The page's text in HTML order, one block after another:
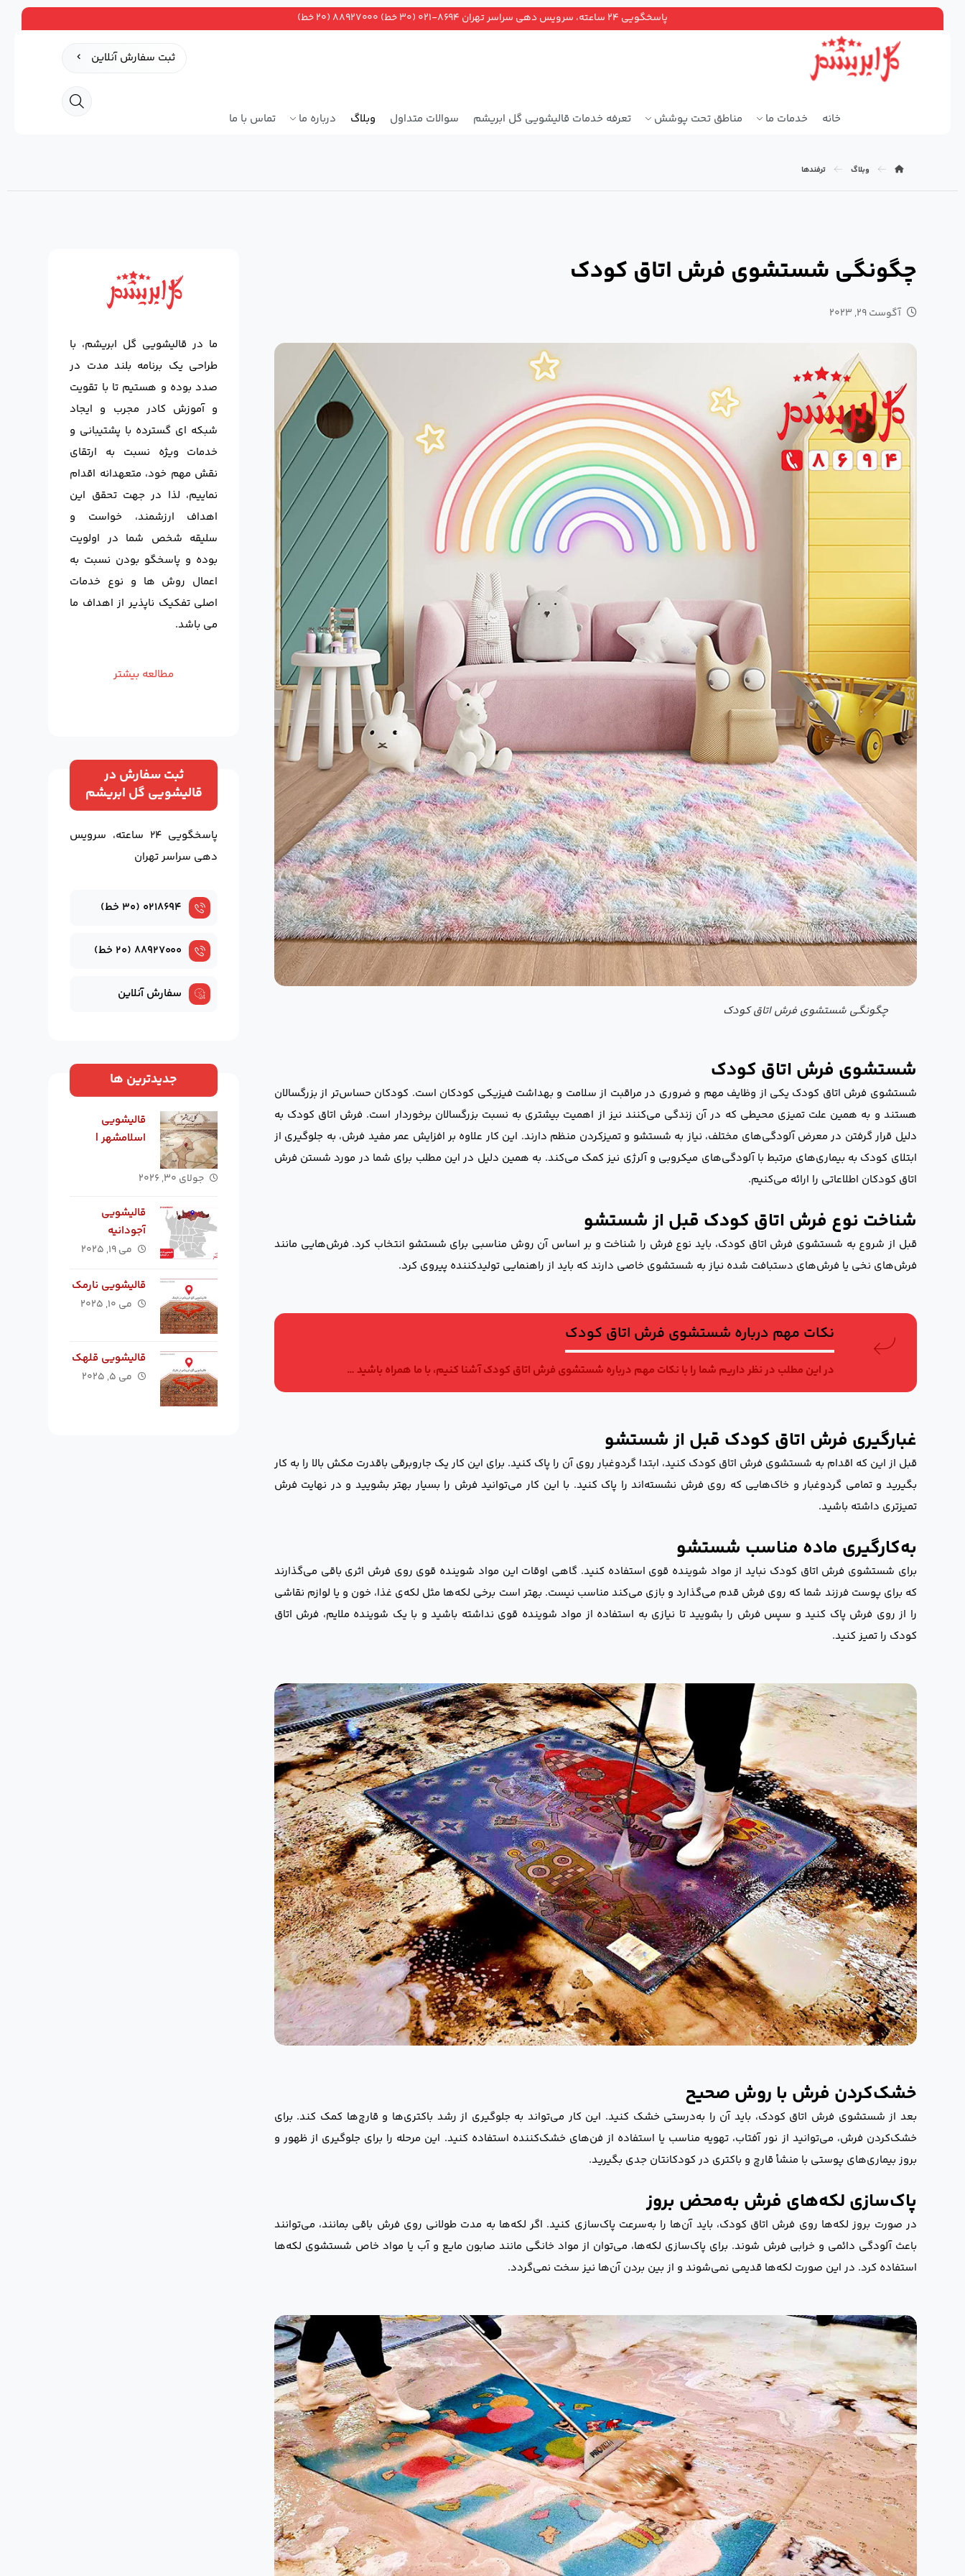
پاسخگویی ۲۴ ساعته، سرویس دهی سراسر تهران ۸۶۹۴-۰۲۱ (۳۰ خط) ۸۸۹۲۷۰۰۰ (۲۰ خط)
خانه خدمات ما مناطق تحت پوشش تعرفه خدمات قالیشویی گل ابریشم سوالات متداول وبلاگ درباره ما تماس با ما
ثبت سفارش آنلاین
وبلاگ ترفندها
چگونگی شستشوی فرش اتاق کودک
آگوست ۲۹, ۲۰۲۳
چگونگی شستشوی فرش اتاق کودک
شستشوی فرش اتاق کودک
شستشوی فرش اتاق کودک یکی از وظایف مهم و ضروری در مراقبت از سلامت و بهداشت فیزیکی کودکان است. کودکان حساس‌تر از بزرگسالان
هستند و به همین علت تمیزی محیطی که در آن زندگی می‌کنند نیز از اهمیت بیشتری به نسبت بزرگسالان برخوردار است. فرش اتاق کودک به
دلیل قرار گرفتن در معرض آلودگی‌های مختلف، نیاز به شستشو و تمیزکردن منظم دارند. این کار علاوه بر افزایش عمر مفید فرش، به جلوگیری از
ابتلای کودک به بیماری‌های مرتبط با آلودگی‌های میکروبی و آلرژی نیز کمک می‌کند. به همین دلیل در این مطلب برای شما در مورد شستن فرش
اتاق کودکان اطلاعاتی را ارائه می‌کنیم.
شناخت نوع فرش اتاق کودک قبل از شستشو
قبل از شروع به شستشوی فرش اتاق کودک، باید نوع فرش را شناخت و بر اساس آن روش مناسبی برای شستشو انتخاب کرد. فرش‌هایی مانند
فرش‌های نخی یا فرش‌های دستبافت شده نیاز به شستشوی خاصی دارند که باید از راهنمایی تولیدکننده پیروی کرد.
نکات مهم درباره شستشوی فرش اتاق کودک
در این مطلب در نظر داریم شما را با نکات مهم درباره شستشوی فرش اتاق کودک آشنا کنیم، با ما همراه باشید …
غبارگیری فرش اتاق کودک قبل از شستشو
قبل از این که اقدام به شستشوی فرش اتاق کودک کنید، ابتدا گردوغبار روی آن را پاک کنید. برای این کار یک جاروبرقی باقدرت مکش بالا را به کار
بگیرید و تمامی گردوغبار و خاک‌هایی که روی فرش نشسته‌اند را پاک کنید. با این کار می‌توانید فرش را بسیار بهتر بشویید و در نهایت فرش
تمیزتری داشته باشید.
به‌کارگیری ماده مناسب شستشو
برای شستشوی فرش اتاق کودک نباید از مواد شوینده قوی استفاده کنید. گاهی اوقات این مواد شوینده قوی روی فرش اثری باقی می‌گذارند
که برای پوست فرزند شما که روی فرش قدم می‌گذارد و بازی می‌کند مناسب نیست. بهتر است برخی لکه‌ها مثل لکه‌ی غذا، خون و یا لوازم نقاشی
را از روی فرش پاک کنید و سپس فرش را بشویید تا نیازی به استفاده از مواد شوینده قوی نداشته باشید و با یک شوینده ملایم، فرش اتاق
کودک را تمیز کنید.
خشک‌کردن فرش با روش صحیح
بعد از شستشوی فرش اتاق کودک، باید آن را به‌درستی خشک کنید. این کار می‌تواند به جلوگیری از رشد باکتری‌ها و قارچ‌ها کمک کند. برای
خشک‌کردن فرش، می‌توانید از نور آفتاب، تهویه مناسب یا استفاده از فن‌های خشک‌کننده استفاده کنید. این مرحله را برای جلوگیری از ظهور و
بروز بیماری‌های پوستی با منشأ قارچ و باکتری در کودکانتان جدی بگیرید.
پاک‌سازی لکه‌های فرش به‌محض بروز
در صورت بروز لکه‌ها روی فرش اتاق کودک، باید آن‌ها را به‌سرعت پاک‌سازی کنید. اگر لکه‌ها به مدت طولانی روی فرش باقی بمانند، می‌توانند
باعث آلودگی دائمی و خرابی فرش شوند. برای پاک‌سازی لکه‌ها، می‌توان از مواد خانگی مانند صابون مایع و آب یا مواد خاص شستشوی لکه‌ها
استفاده کرد. در این صورت لکه‌ها قدیمی نمی‌شوند و از بین بردن آن‌ها نیز سخت نمی‌گردد.
ما در قالیشویی گل ابریشم، با
طراحی یک برنامه بلند مدت در
صدد بوده و هستیم تا با تقویت
و آموزش کادر مجرب و ایجاد
شبکه ای گسترده با پشتیبانی و
خدمات ویژه نسبت به ارتقای
نقش مهم خود، متعهدانه اقدام
نماییم، لذا در جهت تحقق این
اهداف ارزشمند، خواست و
سلیقه شخص شما در اولویت
بوده و پاسخگو بودن نسبت به
اعمال روش ها و نوع خدمات
اصلی تفکیک ناپذیر از اهداف ما
می باشد.
مطالعه بیشتر
ثبت سفارش در
قالیشویی گل ابریشم
پاسخگویی ۲۴ ساعته، سرویس
دهی سراسر تهران
۰۲۱۸۶۹۴ (۳۰ خط)
۸۸۹۲۷۰۰۰ (۲۰ خط)
سفارش آنلاین
جدیدترین ها
قالیشویی
اسلامشهر |
قالیشویی در
جولای ۳۰, ۲۰۲۶
قالیشویی
آجودانیه
می ۱۹, ۲۰۲۵
قالیشویی نارمک
می ۱۰, ۲۰۲۵
قالیشویی قلهک
می ۵, ۲۰۲۵